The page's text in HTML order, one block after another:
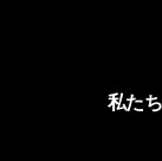
私た